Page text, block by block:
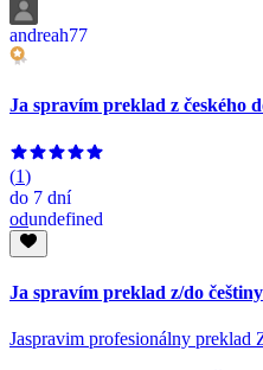
andreah77
Ja spravím preklad z českého
(1)
do 7 dní
odundefined
Ja spravím preklad z/do češtiny
Jaspravim profesionálny preklad